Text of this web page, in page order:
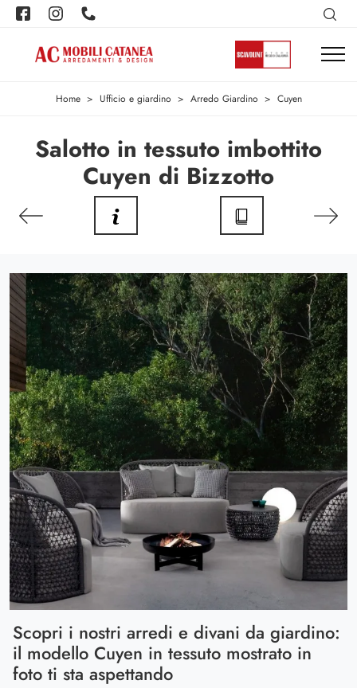
Home > Ufficio e giardino > Arredo Giardino > Cuyen
Salotto in tessuto imbottito
Cuyen di Bizzotto
Scopri i nostri arredi e divani da giardino:
il modello Cuyen in tessuto mostrato in
foto ti sta aspettando